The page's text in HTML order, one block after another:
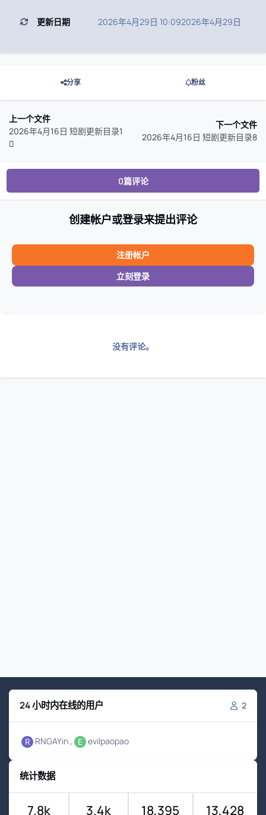
更新日期 2026年4月29日 10:092026年4月29日
分享 粉丝
上一个文件
2026年4月16日 短剧更新目录1
下一个文件
2026年4月16日 短剧更新目录8
0篇评论
创建帐户或登录来提出评论
注册帐户
立刻登录
没有评论。
24 小时内在线的用户 2
RNGAYin evilpaopao
统计数据
7.8k 3.4k 18,395 13,428